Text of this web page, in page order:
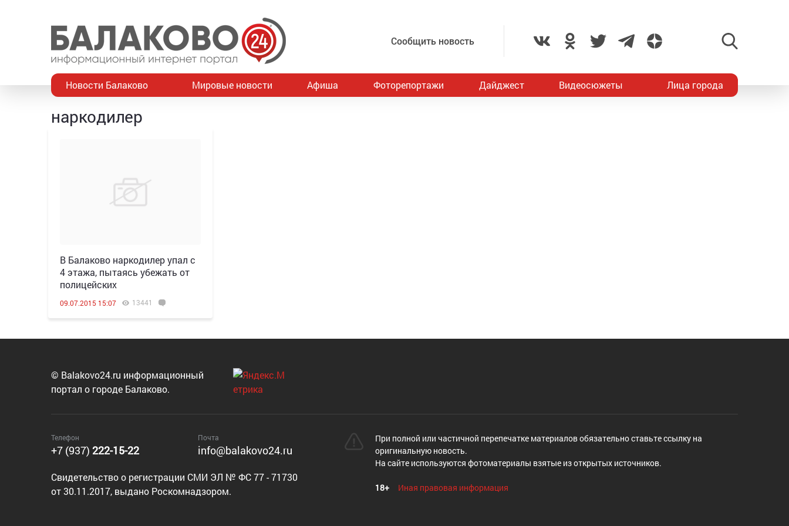
Сообщить новость
Новости Балаково Мировые новости Афиша Фоторепортажи Дайджест Видеосюжеты Лица города
наркодилер
В Балаково наркодилер упал с
4 этажа, пытаясь убежать от
полицейских
09.07.2015 15:07 13441
© Balakovo24.ru информационный
портал о городе Балаково.
Телефон
+7 (937) 222-15-22
Почта
info@balakovo24.ru
Cвидетельство о регистрации СМИ ЭЛ № ФС 77 - 71730
от 30.11.2017, выдано Роскомнадзором.
При полной или частичной перепечатке материалов обязательно ставьте ссылку на
оригинальную новость.
На сайте используются фотоматериалы взятые из открытых источников.
18+ Иная правовая информация